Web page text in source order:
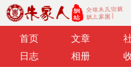
首页 文章
日志
相册